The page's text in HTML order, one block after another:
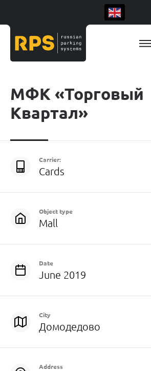
МФК «Торговый
Квартал»
Carrier:
Cards
Object type
Mall
Date
June 2019
City
Домодедово
Address